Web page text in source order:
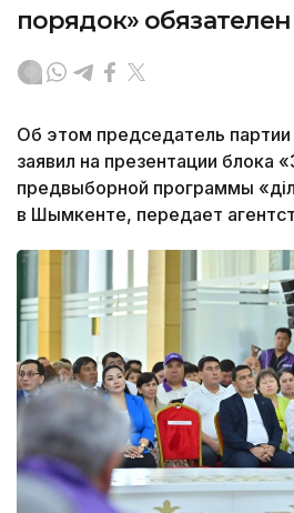
порядок»
Об этом председатель
заявил на презентации блока
предвыборной программы
в Шымкенте, передает